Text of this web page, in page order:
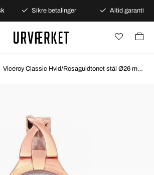
Sikre betalinger Altid garanti
Viceroy Classic Hvid/Rosaguldtonet stål Ø26 mm 461030-97